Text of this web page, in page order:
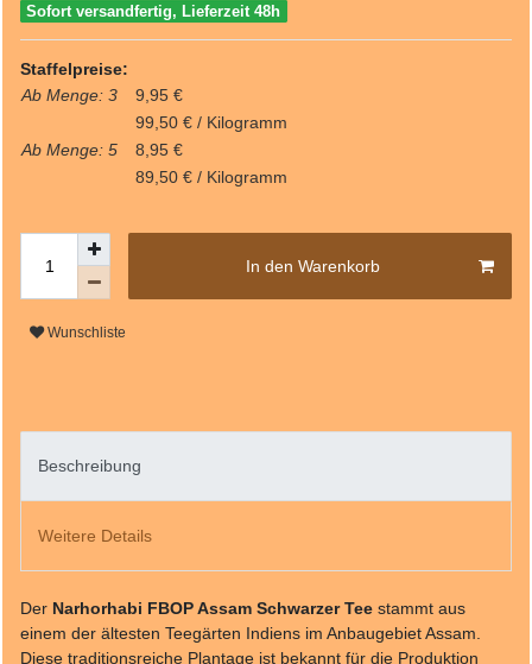
Sofort versandfertig, Lieferzeit 48h
Staffelpreise:
Ab Menge: 3
9,95 €
99,50 € / Kilogramm
Ab Menge: 5
8,95 €
89,50 € / Kilogramm
In den Warenkorb
Wunschliste
Beschreibung
Weitere Details
Der Narhorhabi FBOP Assam Schwarzer Tee stammt aus
einem der ältesten Teegärten Indiens im Anbaugebiet Assam.
Diese traditionsreiche Plantage ist bekannt für die Produktion